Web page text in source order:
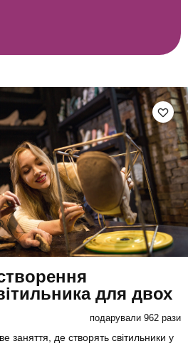
для двох
подарували 962 рази
заняття, де створять світильники у